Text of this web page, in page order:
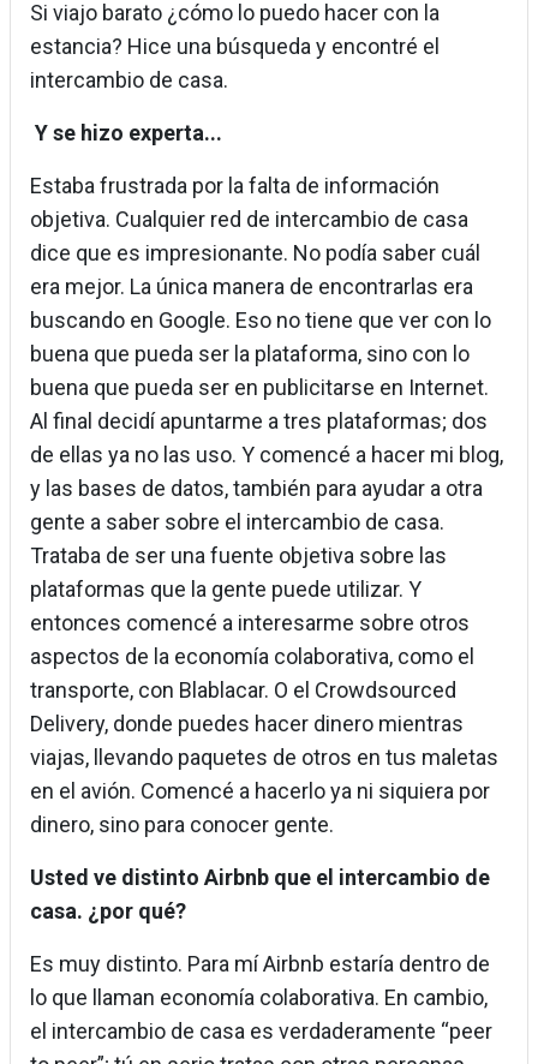
Si viajo barato ¿cómo lo puedo hacer con la
estancia? Hice una búsqueda y encontré el
intercambio de casa.
Y se hizo experta...
Estaba frustrada por la falta de información
objetiva. Cualquier red de intercambio de casa
dice que es impresionante. No podía saber cuál
era mejor. La única manera de encontrarlas era
buscando en Google. Eso no tiene que ver con lo
buena que pueda ser la plataforma, sino con lo
buena que pueda ser en publicitarse en Internet.
Al final decidí apuntarme a tres plataformas; dos
de ellas ya no las uso. Y comencé a hacer mi blog,
y las bases de datos, también para ayudar a otra
gente a saber sobre el intercambio de casa.
Trataba de ser una fuente objetiva sobre las
plataformas que la gente puede utilizar. Y
entonces comencé a interesarme sobre otros
aspectos de la economía colaborativa, como el
transporte, con Blablacar. O el Crowdsourced
Delivery, donde puedes hacer dinero mientras
viajas, llevando paquetes de otros en tus maletas
en el avión. Comencé a hacerlo ya ni siquiera por
dinero, sino para conocer gente.
Usted ve distinto Airbnb que el intercambio de
casa. ¿por qué?
Es muy distinto. Para mí Airbnb estaría dentro de
lo que llaman economía colaborativa. En cambio,
el intercambio de casa es verdaderamente “peer